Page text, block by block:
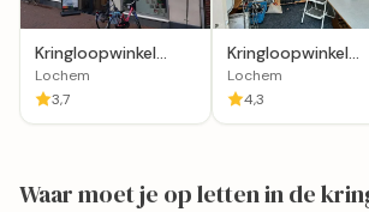
Kringloopwinkel
2Switch Lochem
Lochem
3,7
Kringloopwinkel
Lions Lochem
Lochem
4,3
Waar moet je op letten in de